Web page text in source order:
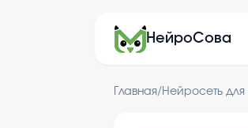
НейроСова
Главная/ Нейросеть для